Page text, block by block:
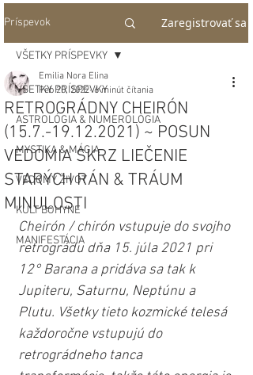
Príspevok Zaregistrovať sa
VŠETKY PRÍSPEVKY
ASTROLÓGIA & NUMEROLÓGIA
MYSTIKA & MÁGIA
VEDOMÝ ŽIVOT
KULT BOHYNE
MANIFESTÁCIA
VŠETKY PRÍSPEVKY
RETROGRÁDNY CHEIRÓN
(15.7.-19.12.2021) ~ POSUN
VEDOMIA SKRZ LIEČENIE
STARÝCH RÁN & TRÁUM
MINULOSTI
Emilia Nora Elina
Feb 20, 2022 6 minút čítania
Cheirón / chirón vstupuje do svojho
retrográdu dňa 15. júla 2021 pri
12° Barana a pridáva sa tak k
Jupiteru, Saturnu, Neptúnu a
Plutu. Všetky tieto kozmické telesá
každoročne vstupujú do
retrográdneho tanca